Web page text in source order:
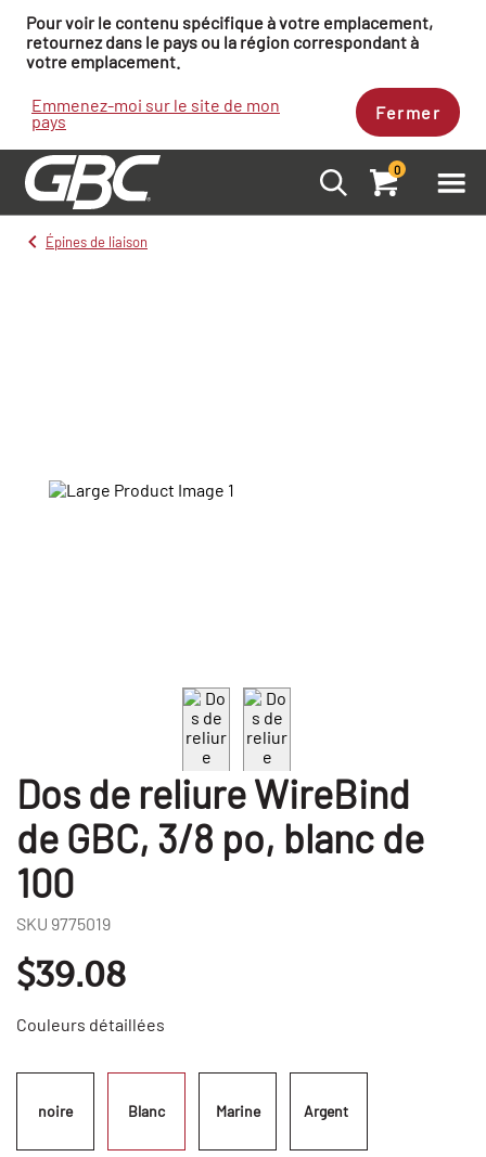
Pour voir le contenu spécifique à votre emplacement,
retournez dans le pays ou la région correspondant à
votre emplacement.
Emmenez-moi sur le site de mon
pays Fermer
0
Épines de liaison
Dos de reliure WireBind
de GBC, 3/8 po, blanc de
100
SKU 9775019
$39.08
Couleurs détaillées
noire Blanc Marine Argent